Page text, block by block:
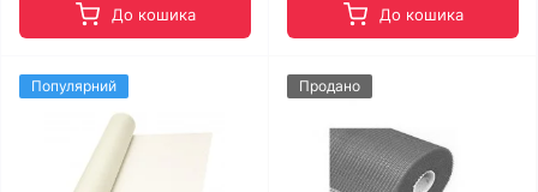
До кошика До кошика
Популярний Продано